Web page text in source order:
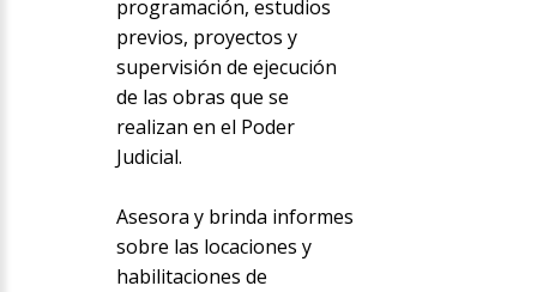
programación, estudios
previos, proyectos y
supervisión de ejecución
de las obras que se
realizan en el Poder
Judicial.
Asesora y brinda informes
sobre las locaciones y
habilitaciones de